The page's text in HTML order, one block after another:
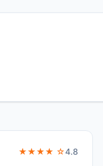
★★★★ ☆4.8